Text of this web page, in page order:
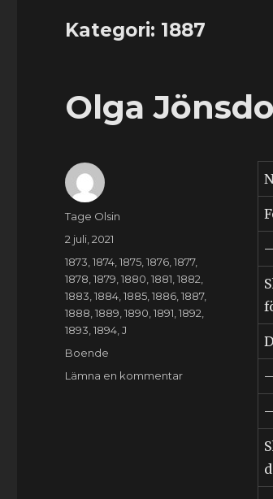
Kategori: 1887
Olga
Författare
Tage Olsin
Publicerat
2 juli, 2021
Kategorier
1873 ,1874 ,1875 ,1876 ,1877,
1878 ,1879 ,1880 ,1881 ,1882
1883 ,1884 ,1885 ,1886 ,1887,
1888 ,1889 ,1890 ,1891 ,1892
1893 ,1894 ,J
Etiketter
Boende
Lämna en kommentartill